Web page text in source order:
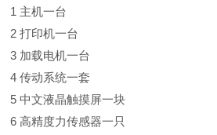
1 主机一台
2 打印机一台
3 加载电机一台
4 传动系统一套
5 中文液晶触摸屏一块
6 高精度力传感器一只